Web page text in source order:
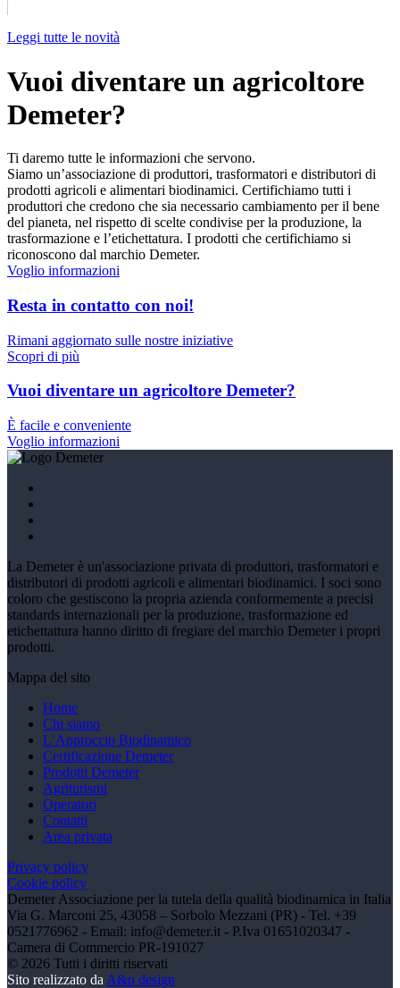
Leggi tutte le novità
Vuoi diventare un agricoltore
Demeter?
Ti daremo tutte le informazioni che servono.
Siamo un’associazione di produttori, trasformatori e distributori di
prodotti agricoli e alimentari biodinamici. Certifichiamo tutti i
produttori che credono che sia necessario cambiamento per il bene
del pianeta, nel rispetto di scelte condivise per la produzione, la
trasformazione e l’etichettatura. I prodotti che certifichiamo si
riconoscono dal marchio Demeter.
Voglio informazioni
Resta in contatto con noi!
Rimani aggiornato sulle nostre iniziative
Scopri di più
Vuoi diventare un agricoltore Demeter?
È facile e conveniente
Voglio informazioni
La Demeter è un'associazione privata di produttori, trasformatori e
distributori di prodotti agricoli e alimentari biodinamici. I soci sono
coloro che gestiscono la propria azienda conformemente a precisi
standards internazionali per la produzione, trasformazione ed
etichettattura hanno diritto di fregiare del marchio Demeter i propri
prodotti.
Mappa del sito
Home
Chi siamo
L’Approccio Biodinamico
Certificazione Demeter
Prodotti Demeter
Agriturismi
Operatori
Contatti
Area privata
Privacy policy
Cookie policy
Demeter Associazione per la tutela della qualità biodinamica in Italia
Via G. Marconi 25, 43058 – Sorbolo Mezzani (PR) - Tel. +39
0521776962 - Email: info@demeter.it - P.Iva 01651020347 -
Camera di Commercio PR-191027
© 2026 Tutti i diritti riservati
Sito realizzato da A&p design